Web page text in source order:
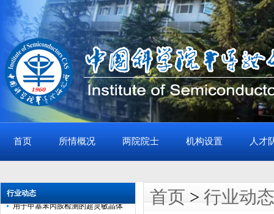
首页 所情概况 两院院士 机构设置 人才
行业动态
用于细胞代谢检测的640 × 640
ISFET阵列
首页>行业动态